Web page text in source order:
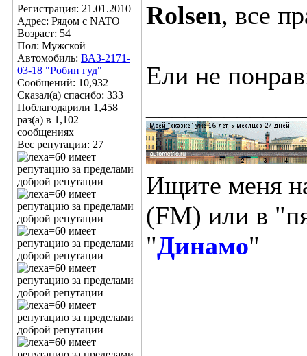
Регистрация: 21.01.2010
Адрес: Рядом с NATO
Возраст: 54
Пол: Мужской
Автомобиль: ВАЗ-2171-
03-18 "Робин гуд"
Сообщений: 10,932
Сказал(а) спасибо: 333
Поблагодарили 1,458
раз(а) в 1,102
сообщениях
Вес репутации: 27
Rolsen, все
Ели не
Ищите меня
(FM) или в
"Динамо"